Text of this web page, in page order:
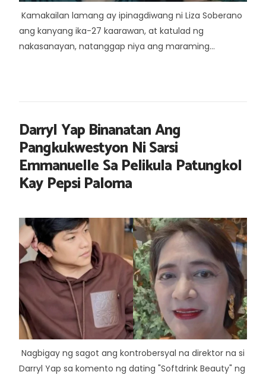
Kamakailan lamang ay ipinagdiwang ni Liza Soberano
ang kanyang ika-27 kaarawan, at katulad ng
nakasanayan, natanggap niya ang maraming...
Darryl Yap Binanatan Ang
Pangkukwestyon Ni Sarsi
Emmanuelle Sa Pelikula Patungkol
Kay Pepsi Paloma
Nagbigay ng sagot ang kontrobersyal na direktor na si
Darryl Yap sa komento ng dating "Softdrink Beauty" ng